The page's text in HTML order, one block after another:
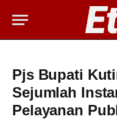
Pjs Bupati
Sejumlah
Pelayanan